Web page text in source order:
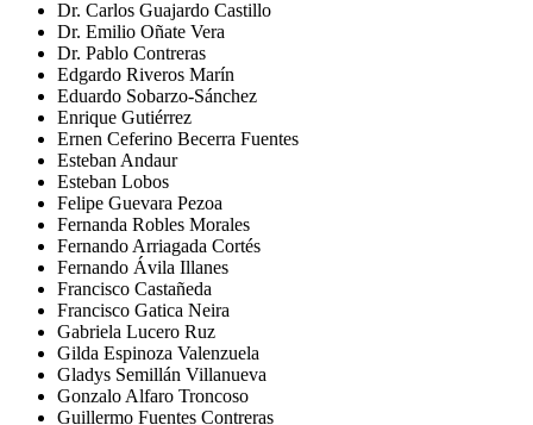
Dr. Carlos Guajardo Castillo
Dr. Emilio Oñate Vera
Dr. Pablo Contreras
Edgardo Riveros Marín
Eduardo Sobarzo-Sánchez
Enrique Gutiérrez
Ernen Ceferino Becerra Fuentes
Esteban Andaur
Esteban Lobos
Felipe Guevara Pezoa
Fernanda Robles Morales
Fernando Arriagada Cortés
Fernando Ávila Illanes
Francisco Castañeda
Francisco Gatica Neira
Gabriela Lucero Ruz
Gilda Espinoza Valenzuela
Gladys Semillán Villanueva
Gonzalo Alfaro Troncoso
Guillermo Fuentes Contreras